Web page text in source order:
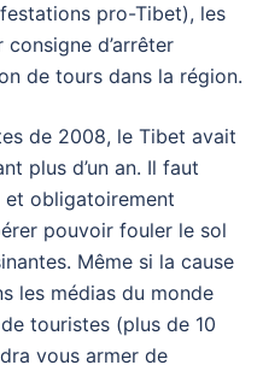
pro-Tibet), les
d’arrêter
de tours dans la région.
de 2008, le Tibet avait
plus d’un an. Il faut
et obligatoirement
pouvoir fouler le sol
Même si la cause
les médias du monde
touristes (plus de 10
vous armer de